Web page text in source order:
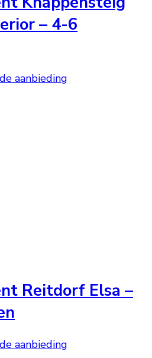
– 4-6
aanbieding
Reitdorf Elsa –
aanbieding